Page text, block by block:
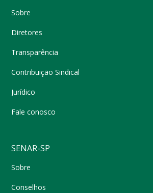
Sobre
Diretores
Transparência
Contribuição Sindical
Jurídico
Fale conosco
SENAR-SP
Sobre
Conselhos